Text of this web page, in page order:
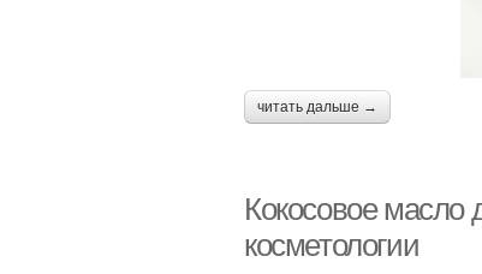
читать дальше →
Кокосовое масло
косметологии